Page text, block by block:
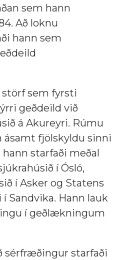
sem hann
Að loknu
hann sem
störf sem fyrsti
geðdeild við
á Akureyri. Rúmu
ásamt fjölskyldu sinni
starfaði meðal
í Ósló,
í Asker og Statens
Sandvika. Hann lauk
í geðlækningum
sérfræðingur starfaði